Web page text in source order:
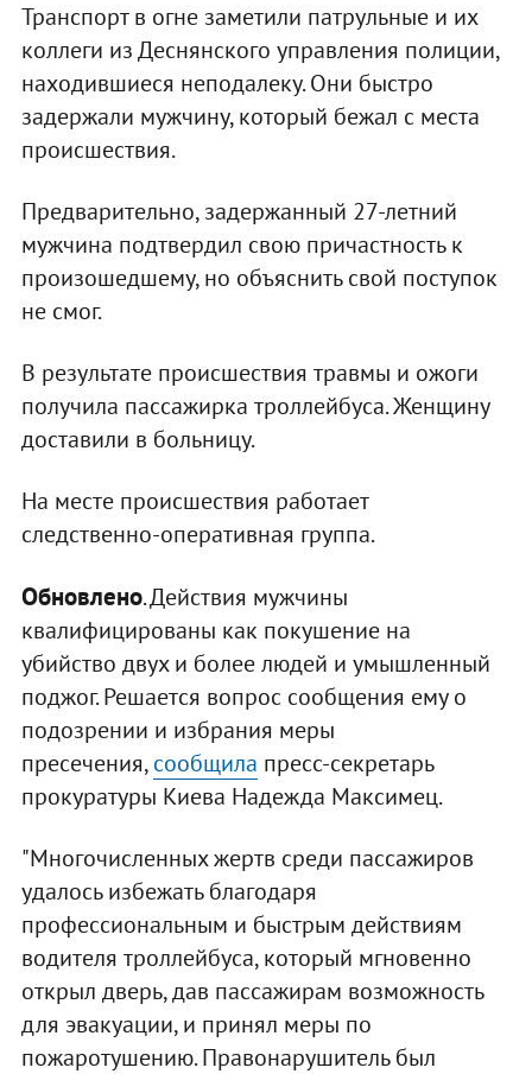
Транспорт в огне заметили патрульные и их
коллеги из Деснянского управления полиции,
находившиеся неподалеку. Они быстро
задержали мужчину, который бежал с места
происшествия.
Предварительно, задержанный 27-летний
мужчина подтвердил свою причастность к
произошедшему, но объяснить свой поступок
не смог.
В результате происшествия травмы и ожоги
получила пассажирка троллейбуса. Женщину
доставили в больницу.
На месте происшествия работает
следственно-оперативная группа.
Обновлено. Действия мужчины
квалифицированы как покушение на
убийство двух и более людей и умышленный
поджог. Решается вопрос сообщения ему о
подозрении и избрания меры
пресечения,сообщила пресс-секретарь
прокуратуры Киева Надежда Максимец.
"Многочисленных жертв среди пассажиров
удалось избежать благодаря
профессиональным и быстрым действиям
водителя троллейбуса, который мгновенно
открыл дверь, дав пассажирам возможность
для эвакуации, и принял меры по
пожаротушению. Правонарушитель был